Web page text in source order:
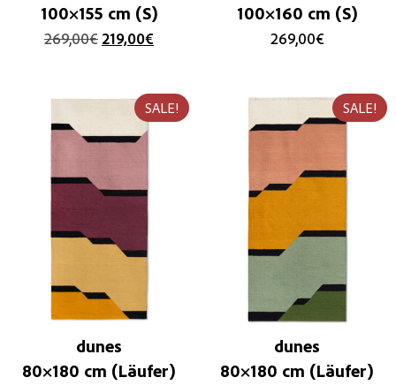
100×155 cm (S)
269,00€ 219,00€
100×160 cm (S)
269,00€
SALE!
dunes
80×180 cm (Läufer)
SALE!
dunes
80×180 cm (Läufer)